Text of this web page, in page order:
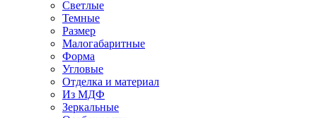
Светлые
Темные
Размер
Малогабаритные
Форма
Угловые
Отделка и материал
Из МДФ
Зеркальные